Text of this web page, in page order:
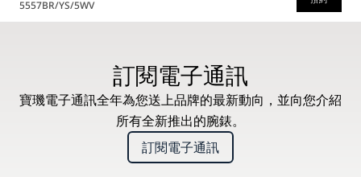
5557BR/YS/5WV
訂閱電子通訊
寶璣電子通訊全年為您送上品牌的最新動向，並向您介紹
所有全新推出的腕錶。
訂閱電子通訊